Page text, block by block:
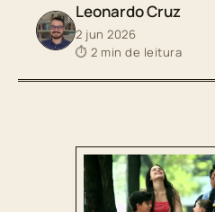
Leonardo Cruz
2 jun 2026
⏱ 2 min de leitura